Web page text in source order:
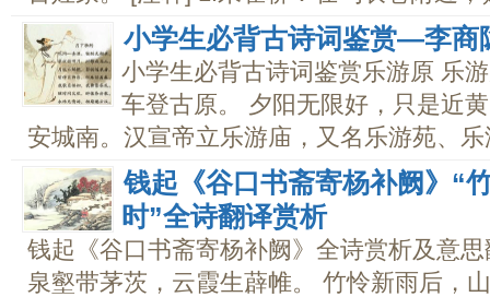
小学生必背古诗词鉴赏—李商
小学生必背古诗词鉴赏乐游原 乐
车登古原。 夕阳无限好，只是近
安城南。汉宣帝立乐游庙，又名乐游苑、
钱起《谷口书斋寄杨补阙》“
时”全诗翻译赏析
钱起《谷口书斋寄杨补阙》全诗赏析及意
泉壑带茅茨，云霞生薜帷。 竹怜新雨后，